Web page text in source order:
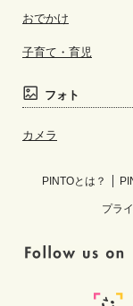
おでかけ
子育て・育児
フォト
カメラ
PINTOとは？
プラ